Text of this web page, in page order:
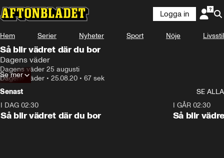
Logga in
Hem Serier Nyheter Sport Nöje Livsstil
Så blir vädret där du bor
Dagens väder
Dagens väder 25 augusti
Dagens väder • 25.08.20 • 67 sek
Se mer
Senast
SE ALLA
I DAG 02:30
Så blir vädret där du bor
I GÅR 02:30
Så blir